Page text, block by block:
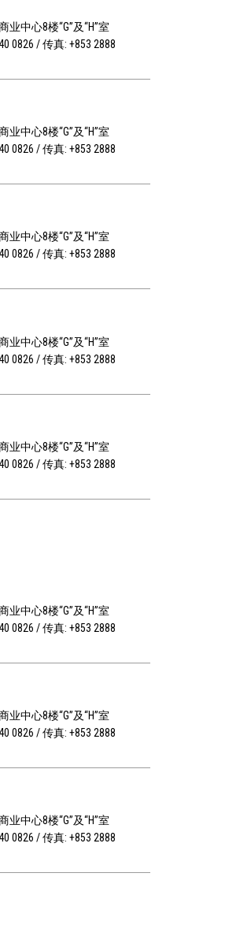
中心8楼“G”及“H”室
0826 / 传真: +853 2888
中心8楼“G”及“H”室
0826 / 传真: +853 2888
中心8楼“G”及“H”室
0826 / 传真: +853 2888
中心8楼“G”及“H”室
0826 / 传真: +853 2888
中心8楼“G”及“H”室
0826 / 传真: +853 2888
中心8楼“G”及“H”室
0826 / 传真: +853 2888
中心8楼“G”及“H”室
0826 / 传真: +853 2888
中心8楼“G”及“H”室
0826 / 传真: +853 2888